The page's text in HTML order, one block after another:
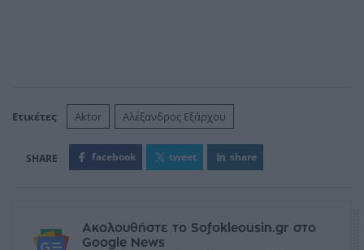
Ετικέτες Aktor Αλέξανδρος Εξάρχου
facebook tweet share
Ακολουθήστε το Sofokleousin.gr στο
Google News